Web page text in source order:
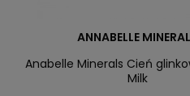
ANNABELLE
Anabelle Minerals Cień
Milk